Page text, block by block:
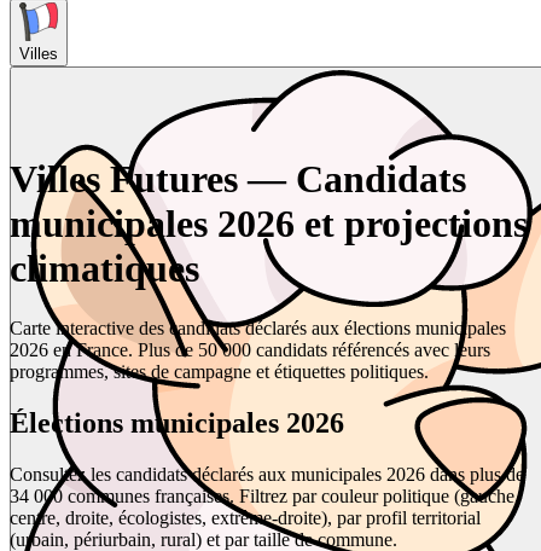
Villes
Villes Futures — Candidats
municipales 2026 et projections
climatiques
Carte interactive des candidats déclarés aux élections municipales
2026 en France. Plus de 50 000 candidats référencés avec leurs
programmes, sites de campagne et étiquettes politiques.
Élections municipales 2026
Consultez les candidats déclarés aux municipales 2026 dans plus de
34 000 communes françaises. Filtrez par couleur politique (gauche,
centre, droite, écologistes, extrême-droite), par profil territorial
(urbain, périurbain, rural) et par taille de commune.